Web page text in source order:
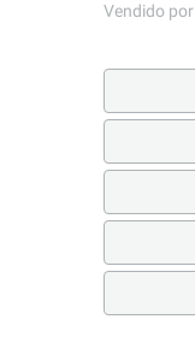
Vendido por